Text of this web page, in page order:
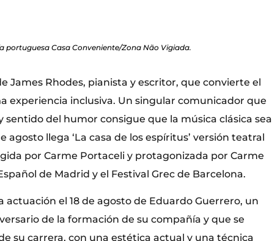
portuguesa Casa Conveniente/Zona Não Vigiada.
James Rhodes, pianista y escritor, que convierte el
experiencia inclusiva. Un singular comunicador que
del humor consigue que la música clásica sea
agosto llega ‘La casa de los espíritus’ versión teatral
por Carme Portaceli y protagonizada por Carme
de Madrid y el Festival Grec de Barcelona.
actuación el 18 de agosto de Eduardo Guerrero, un
de la formación de su compañía y que se
su carrera, con una estética actual y una técnica